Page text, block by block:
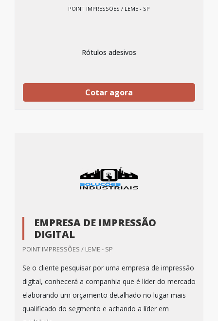
POINT IMPRESSÕES / LEME - SP
Rótulos adesivos
Cotar agora
EMPRESA DE IMPRESSÃO
DIGITAL
POINT IMPRESSÕES / LEME - SP
Se o cliente pesquisar por uma empresa de impressão
digital, conhecerá a companhia que é líder do mercado
elaborando um orçamento detalhado no lugar mais
qualificado do segmento e achando a líder em